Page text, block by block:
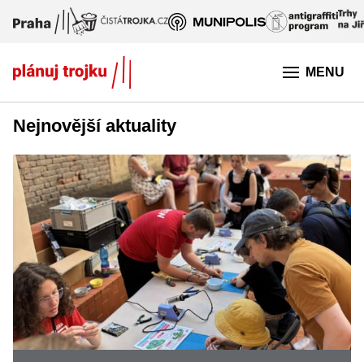
Přeskočit na hlavní obsah
MENU
Nejnovější aktuality